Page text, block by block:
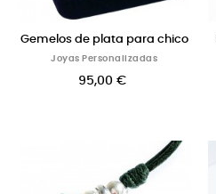
Gemelos de plata para chico
Joyas Personalizadas
95,00 €